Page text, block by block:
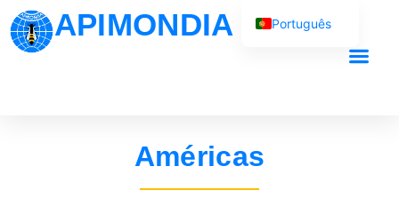
APIMONDIA
Américas
Português